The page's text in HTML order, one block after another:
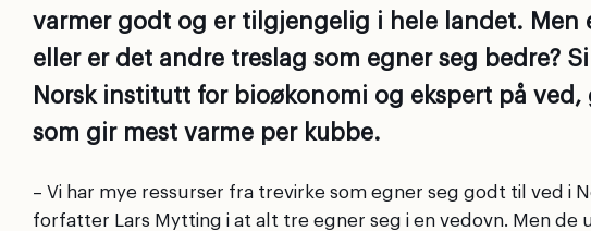
varmer godt og er tilgjengelig i hele landet. Men
eller er det andre treslag som egner seg bedre?
Norsk institutt for bioøkonomi og ekspert på
som gir mest varme per kubbe.
– Vi har mye ressurser fra trevirke som egner seg godt til ved i
forfatter Lars Mytting i at alt tre egner seg i en vedovn. Men de